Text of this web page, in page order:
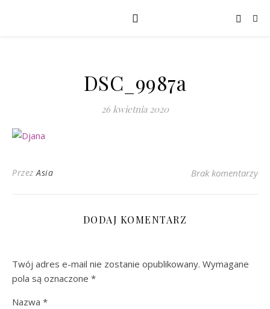
DSC_9987a
26 kwietnia 2020
PrzezAsia Brak komentarzy
DODAJ KOMENTARZ
Twój adres e-mail nie zostanie opublikowany. Wymagane
pola są oznaczone *
Nazwa *